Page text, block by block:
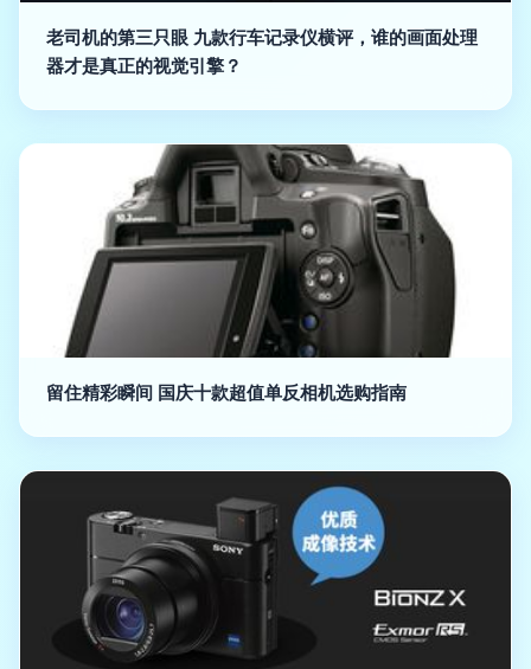
老司机的第三只眼 九款行车记录仪横评，谁的画面处理
器才是真正的视觉引擎？
留住精彩瞬间 国庆十款超值单反相机选购指南